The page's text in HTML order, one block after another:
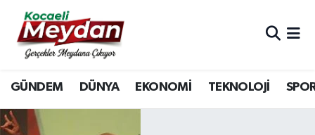
GÜNDEM DÜNYA EKONOMİ TEKNOLOJİ
Nöbetçi Eczaneler
Hava Durumu
Trafik Durumu